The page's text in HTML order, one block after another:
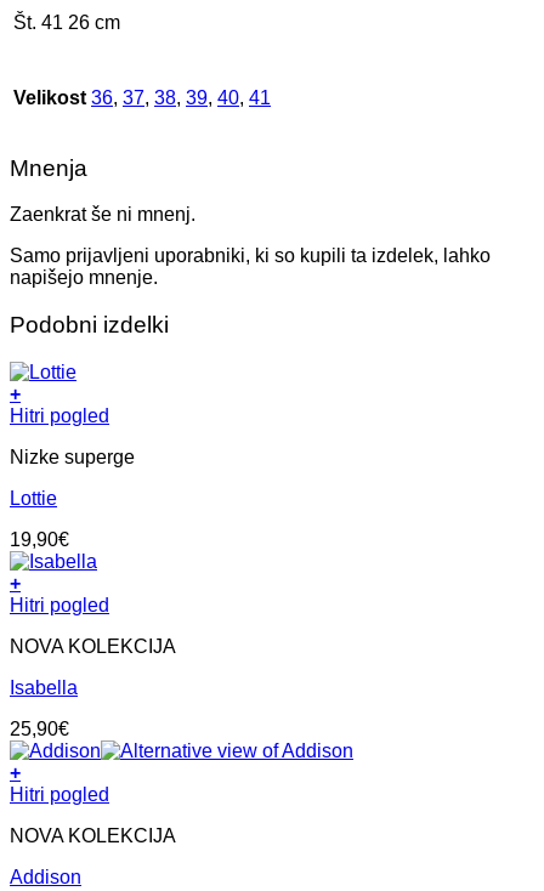
Št. 41 26 cm
Velikost 36, 37, 38, 39, 40, 41
Mnenja
Zaenkrat še ni mnenj.
Samo prijavljeni uporabniki, ki so kupili ta izdelek, lahko
napišejo mnenje.
Podobni izdelki
+
Ta
ima
različic.
lahko
izberete
na
strani
Hitri pogled
Nizke superge
Lottie
19,90€
+
Ta
ima
različic.
lahko
izberete
na
strani
Hitri pogled
NOVA KOLEKCIJA
Isabella
25,90€
+
Ta
ima
različic.
Hitri pogled
NOVA KOLEKCIJA
Addison